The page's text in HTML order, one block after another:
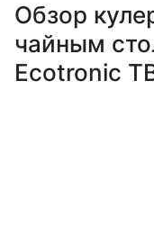
Обзор
чайным
Ecotronic